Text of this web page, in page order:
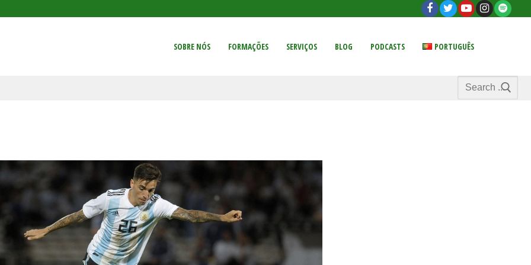
SOBRE NÓS
FORMAÇÕES SERVIÇOS BLOG PODCASTS PORTUGUÊS
Search
for: